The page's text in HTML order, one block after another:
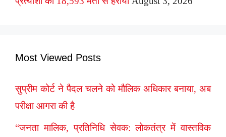
Most Viewed Posts
सुप्रीम कोर्ट ने पैदल चलने को मौलिक अधिकार बनाया, अब
परीक्षा आगरा की है
“जनता मालिक, प्रतिनिधि सेवक: लोकतंत्र में वास्तविक